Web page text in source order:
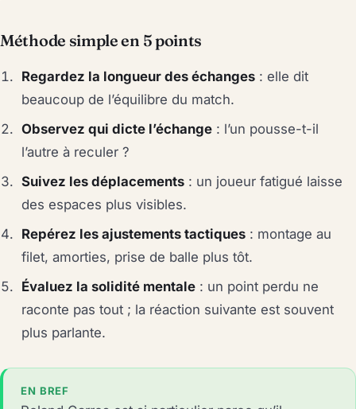
Méthode simple en 5 points
Regardez la longueur des échanges : elle dit
beaucoup de l’équilibre du match.
Observez qui dicte l’échange : l’un pousse-t-il
l’autre à reculer ?
Suivez les déplacements : un joueur fatigué laisse
des espaces plus visibles.
Repérez les ajustements tactiques : montage au
filet, amorties, prise de balle plus tôt.
Évaluez la solidité mentale : un point perdu ne
raconte pas tout ; la réaction suivante est souvent
plus parlante.
EN BREF